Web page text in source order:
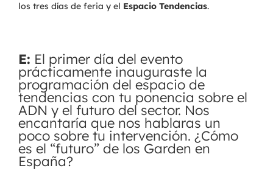
los tres días de feria y el Espacio Tendencias.
E: El primer día del evento
prácticamente inauguraste la
programación del espacio de
tendencias con tu ponencia sobre el
ADN y el futuro del sector. Nos
encantaría que nos hablaras un
poco sobre tu intervención. ¿Cómo
es el “futuro” de los Garden en
España?